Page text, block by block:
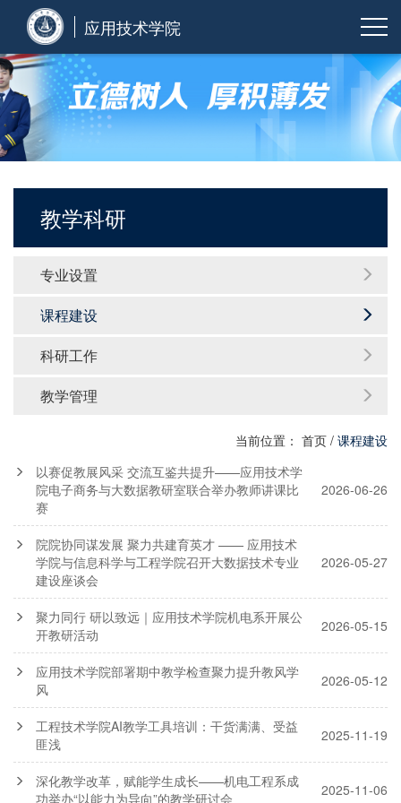
应用技术学院
教学科研
专业设置
课程建设
科研工作
教学管理
当前位置： 首页 / 课程建设
以赛促教展风采 交流互鉴共提升——应用技术学
院电子商务与大数据教研室联合举办教师讲课比
赛
2026-06-26
院院协同谋发展 聚力共建育英才 —— 应用技术
学院与信息科学与工程学院召开大数据技术专业
建设座谈会
2026-05-27
聚力同行 研以致远｜应用技术学院机电系开展公
开教研活动
2026-05-15
应用技术学院部署期中教学检查聚力提升教风学
风
2026-05-12
工程技术学院AI教学工具培训：干货满满、受益
匪浅
2025-11-19
深化教学改革，赋能学生成长——机电工程系成
功举办“以能力为导向”的教学研讨会
2025-11-06